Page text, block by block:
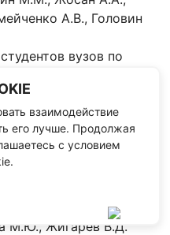
А.В., Головин
вузов по
машин и
СИНТЕЗА ПРИ
РЕАГЕНТОВ
М.Ю., Жигарев В.Д.
взаимодействие
его лучше. Продолжая
с условием